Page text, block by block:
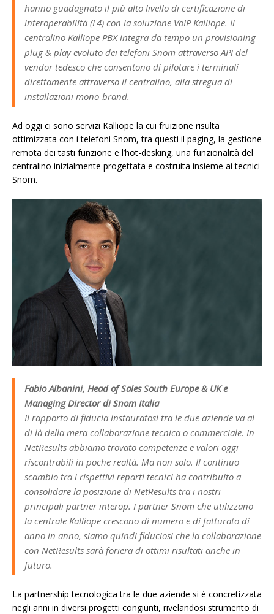
hanno guadagnato il più alto livello di certificazione di
interoperabilità (L4) con la soluzione VoIP Kalliope. Il
centralino Kalliope PBX integra da tempo un provisioning
plug & play evoluto dei telefoni Snom attraverso API del
vendor tedesco che consentono di pilotare i terminali
direttamente attraverso il centralino, alla stregua di
installazioni mono-brand.
Ad oggi ci sono servizi Kalliope la cui fruizione risulta
ottimizzata con i telefoni Snom, tra questi il paging, la gestione
remota dei tasti funzione e l’hot-desking, una funzionalità del
centralino inizialmente progettata e costruita insieme ai tecnici
Snom.
Fabio Albanini, Head of Sales South Europe & UK e
Managing Director di Snom Italia
Il rapporto di fiducia instauratosi tra le due aziende va al
di là della mera collaborazione tecnica o commerciale. In
NetResults abbiamo trovato competenze e valori oggi
riscontrabili in poche realtà. Ma non solo. Il continuo
scambio tra i rispettivi reparti tecnici ha contribuito a
consolidare la posizione di NetResults tra i nostri
principali partner interop. I partner Snom che utilizzano
la centrale Kalliope crescono di numero e di fatturato di
anno in anno, siamo quindi fiduciosi che la collaborazione
con NetResults sarà foriera di ottimi risultati anche in
futuro.
La partnership tecnologica tra le due aziende si è concretizzata
negli anni in diversi progetti congiunti, rivelandosi strumento di